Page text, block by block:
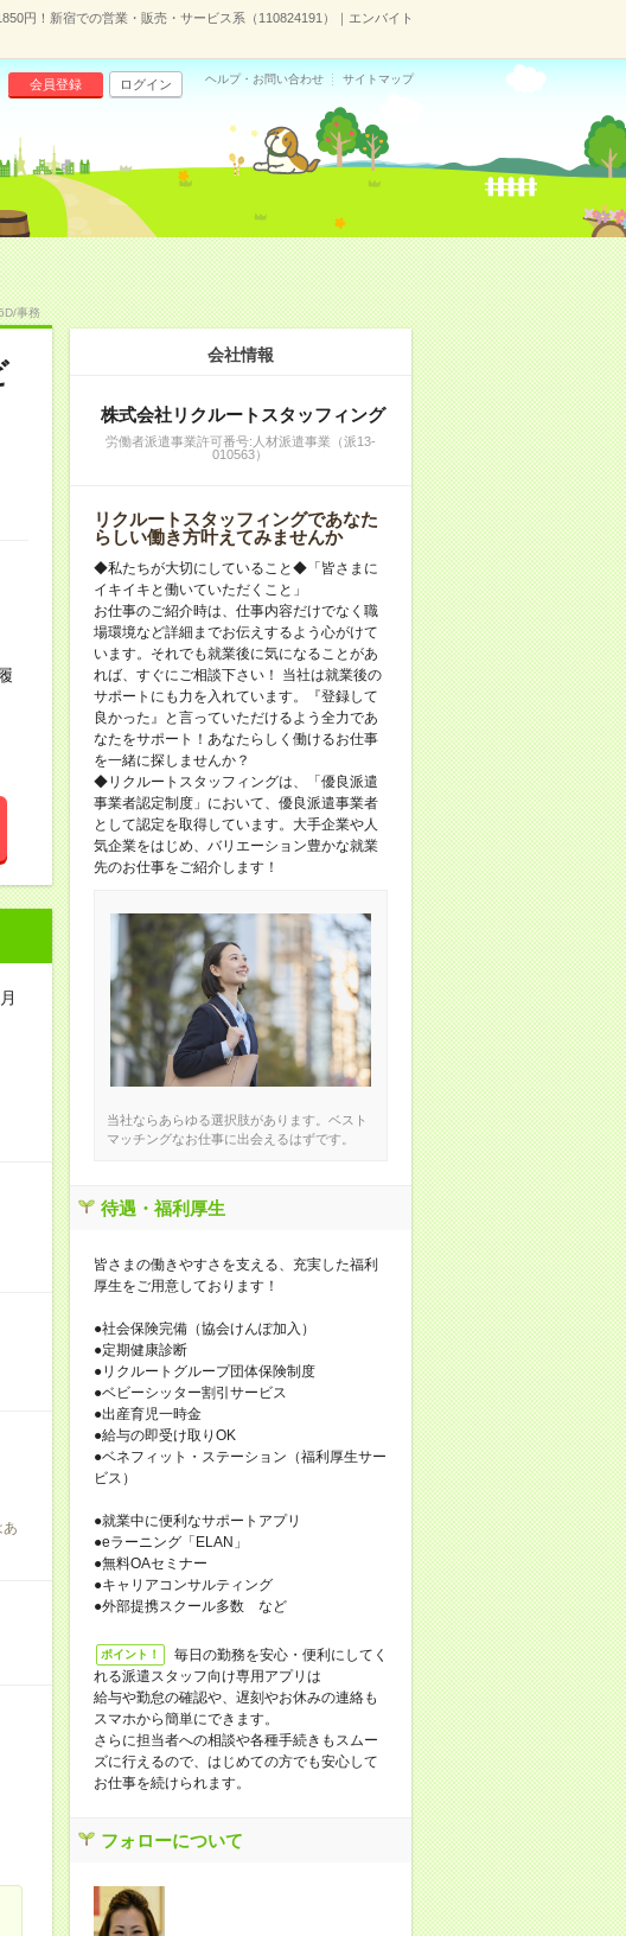
円！新宿での営業・販売・サービス系（110824191）｜エンバイト
会員登録 ログイン ヘルプ・お問い合わせ サイトマップ
事務
会社情報
株式会社リクルートスタッフィング
労働者派遣事業許可番号:人材派遣事業（派13-
010563）
リクルートスタッフィングであなた
らしい働き方叶えてみませんか
◆私たちが大切にしていること◆「皆さまに
イキイキと働いていただくこと」
お仕事のご紹介時は、仕事内容だけでなく職
場環境など詳細までお伝えするよう心がけて
います。それでも就業後に気になることがあ
れば、すぐにご相談下さい！ 当社は就業後の
サポートにも力を入れています。『登録して
良かった』と言っていただけるよう全力であ
なたをサポート！あなたらしく働けるお仕事
を一緒に探しませんか？
◆リクルートスタッフィングは、「優良派遣
事業者認定制度」において、優良派遣事業者
として認定を取得しています。大手企業や人
気企業をはじめ、バリエーション豊かな就業
先のお仕事をご紹介します！
当社ならあらゆる選択肢があります。ベスト
マッチングなお仕事に出会えるはずです。
待遇・福利厚生
皆さまの働きやすさを支える、充実した福利
厚生をご用意しております！
●社会保険完備（協会けんぽ加入）
●定期健康診断
●リクルートグループ団体保険制度
●ベビーシッター割引サービス
●出産育児一時金
●給与の即受け取りOK
●ベネフィット・ステーション（福利厚生サー
ビス）
●就業中に便利なサポートアプリ
●eラーニング「ELAN」
●無料OAセミナー
●キャリアコンサルティング
●外部提携スクール多数 など
ポイント！
毎日の勤務を安心・便利にしてく
れる派遣スタッフ向け専用アプリは
給与や勤怠の確認や、遅刻やお休みの連絡も
スマホから簡単にできます。
さらに担当者への相談や各種手続きもスムー
ズに行えるので、はじめての方でも安心して
お仕事を続けられます。
フォローについて